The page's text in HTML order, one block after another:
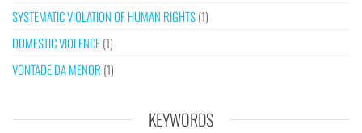
SYSTEMATIC VIOLATION OF HUMAN RIGHTS(1)
DOMESTIC VIOLENCE(1)
VONTADE DA MENOR (1)
KEYWORDS